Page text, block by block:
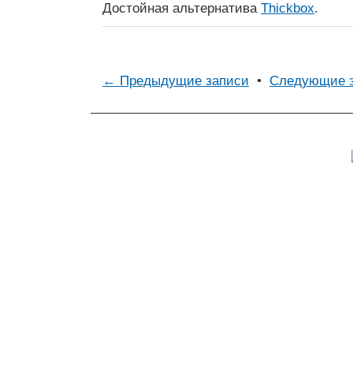
Достойная альтернатива Thickbox.
← Предыдущие записи • Следующие